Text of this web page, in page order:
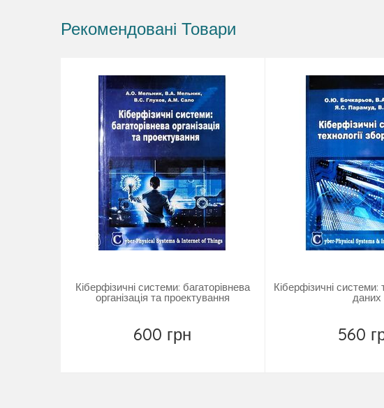
Рекомендовані Товари
Кіберфізичні системи: багаторівнева
організація та проектування
600 грн
Кіберфізичні системи:
даних
560